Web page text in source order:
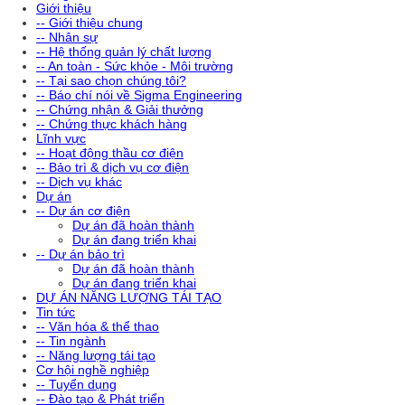
Giới thiệu
-- Giới thiệu chung
-- Nhân sự
-- Hệ thống quản lý chất lượng
-- An toàn - Sức khỏe - Môi trường
-- Tại sao chọn chúng tôi?
-- Báo chí nói về Sigma Engineering
-- Chứng nhận & Giải thưởng
-- Chứng thực khách hàng
Lĩnh vực
-- Hoạt động thầu cơ điện
-- Bảo trì & dịch vụ cơ điện
-- Dịch vụ khác
Dự án
-- Dự án cơ điện
Dự án đã hoàn thành
Dự án đang triển khai
-- Dự án bảo trì
Dự án đã hoàn thành
Dự án đang triển khai
DỰ ÁN NĂNG LƯỢNG TÁI TẠO
Tin tức
-- Văn hóa & thể thao
-- Tin ngành
-- Năng lượng tái tạo
Cơ hội nghề nghiệp
-- Tuyển dụng
-- Đào tạo & Phát triển